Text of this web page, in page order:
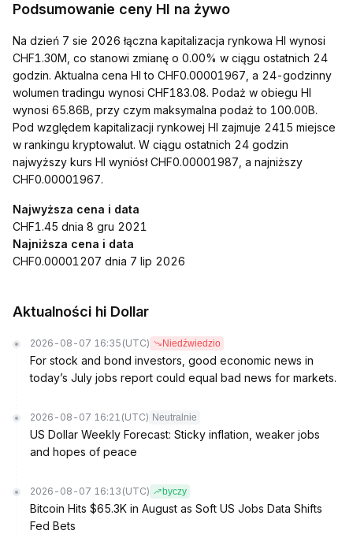
Podsumowanie ceny HI na żywo
Na dzień 7 sie 2026 łączna kapitalizacja rynkowa HI wynosi
CHF1.30M, co stanowi zmianę o 0.00% w ciągu ostatnich 24
godzin. Aktualna cena HI to CHF0.00001967, a 24-godzinny
wolumen tradingu wynosi CHF183.08. Podaż w obiegu HI
wynosi 65.86B, przy czym maksymalna podaż to 100.00B.
Pod względem kapitalizacji rynkowej HI zajmuje 2415 miejsce
w rankingu kryptowalut. W ciągu ostatnich 24 godzin
najwyższy kurs HI wyniósł CHF0.00001987, a najniższy
CHF0.00001967.
Najwyższa cena i data
CHF1.45 dnia 8 gru 2021
Najniższa cena i data
CHF0.00001207 dnia 7 lip 2026
Aktualności hi Dollar
2026-08-07 16:35 (UTC) Niedźwiedzio
For stock and bond investors, good economic news in
today’s July jobs report could equal bad news for markets.
2026-08-07 16:21 (UTC) Neutralnie
US Dollar Weekly Forecast: Sticky inflation, weaker jobs
and hopes of peace
2026-08-07 16:13 (UTC) byczy
Bitcoin Hits $65.3K in August as Soft US Jobs Data Shifts
Fed Bets